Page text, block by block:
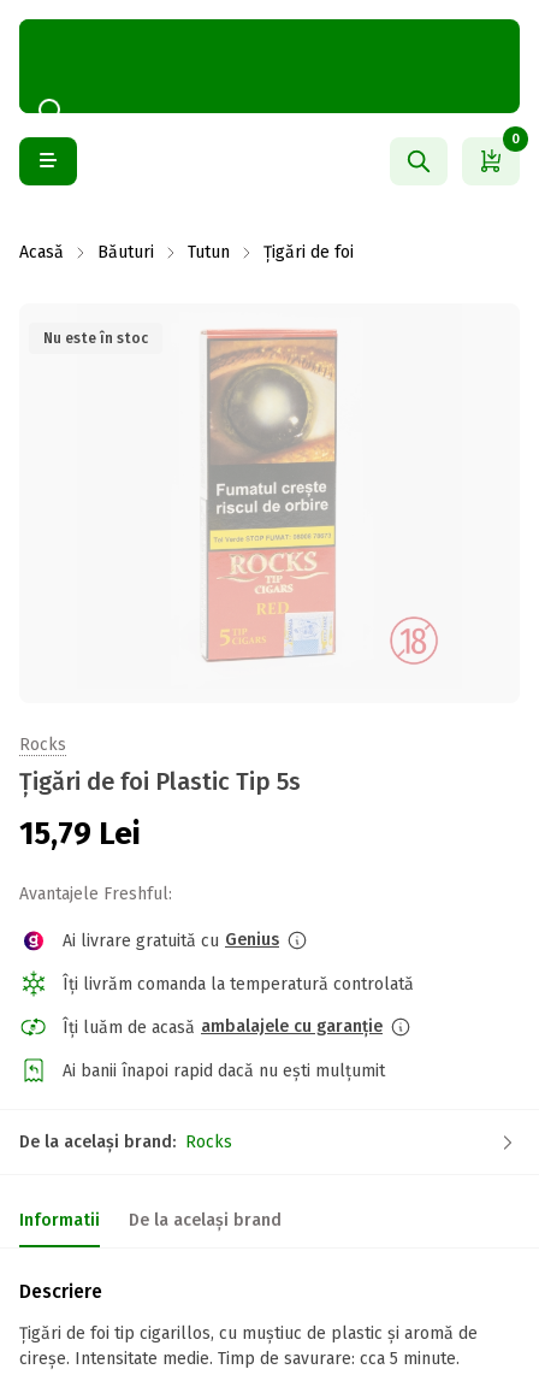
0
Acasă Băuturi Tutun Țigări de foi
Nu este în stoc
Rocks
Țigări de foi Plastic Tip 5s
15,79 Lei
Avantajele Freshful:
Ai livrare gratuită cu Genius
Îți livrăm comanda la temperatură controlată
Îți luăm de acasă ambalajele cu garanție
Ai banii înapoi rapid dacă nu ești mulțumit
De la același brand: Rocks
Informatii De la același brand
Descriere
Țigări de foi tip cigarillos, cu muștiuc de plastic și aromă de
cireșe. Intensitate medie. Timp de savurare: cca 5 minute.